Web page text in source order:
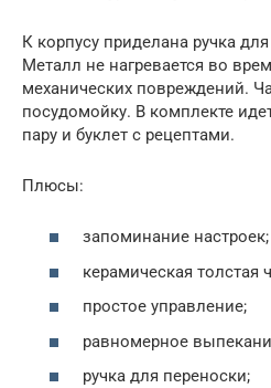
К корпусу приделана ручка
Металл не нагревается во
механических повреждений.
посудомойку. В комплекте
пару и буклет с рецептами.
Плюсы:
запоминание настроек;
керамическая толстая
простое управление;
равномерное
ручка для переноски;